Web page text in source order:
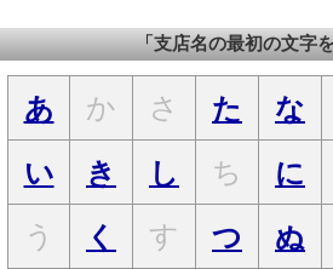
「支店名の最初の文字
あ か さ た な
い
き し ち に
う
く す つ ぬ